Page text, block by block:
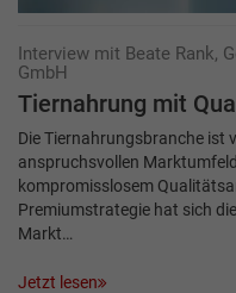
Interview mit Beate Rank,
GmbH
Tiernahrung mit
Die Tiernahrungsbranche ist
anspruchsvollen
kompromisslosem
Premiumstrategie hat sich
Markt…
Jetzt lesen